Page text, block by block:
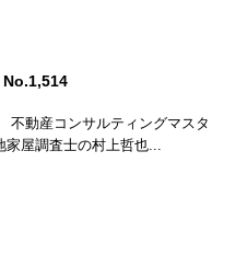
不動産コンサルティングマスタ
家屋調査士の村上哲也...